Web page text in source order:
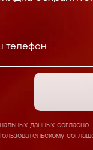
данных согласно
Пользовательскому